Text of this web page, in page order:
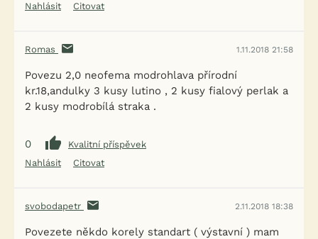
Nahlásit
Citovat
Romas 1.11.2018 21:58
Povezu 2,0 neofema modrohlava přírodní
kr.18,andulky 3 kusy lutino , 2 kusy fialový perlak a
2 kusy modrobílá straka .
0
Kvalitní příspěvek
Nahlásit
Citovat
svobodapetr 2.11.2018 18:38
Povezete někdo korely standart ( výstavní ) mam